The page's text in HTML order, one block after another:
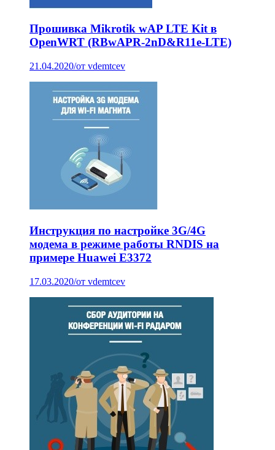
Прошивка Mikrotik wAP LTE Kit в
OpenWRT (RBwAPR-2nD&R11e-LTE)
21.04.2020/от vdemtcev
Инструкция по настройке 3G/4G
модема в режиме работы RNDIS на
примере Huawei E3372
17.03.2020/от vdemtcev